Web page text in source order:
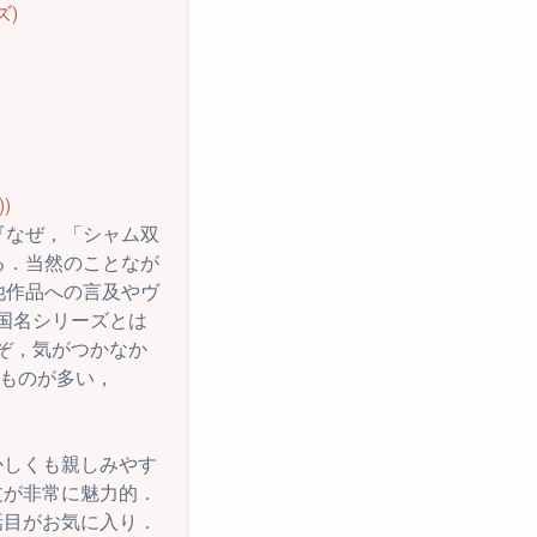
)
ぜ，「シャム双
当然のことなが
品への言及やヴ
名シリーズとは
，気がつかなか
のが多い，
くも親しみやす
非常に魅力的．
がお気に入り．